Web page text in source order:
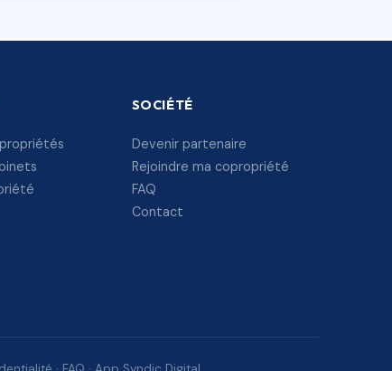
SOCIÉTÉ
Devenir partenaire
Rejoindre ma copropriété
FAQ
Contact